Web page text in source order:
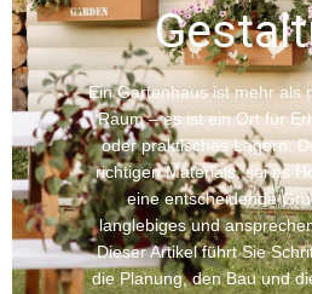
Ein Gartenhaus ist mehr als
Raum – es ist ein Ort für
oder praktisches Lagern.
richtigen Materials, sei es
eine entscheidende
langlebiges und
Dieser Artikel führt Sie
die Planung, den Bau und